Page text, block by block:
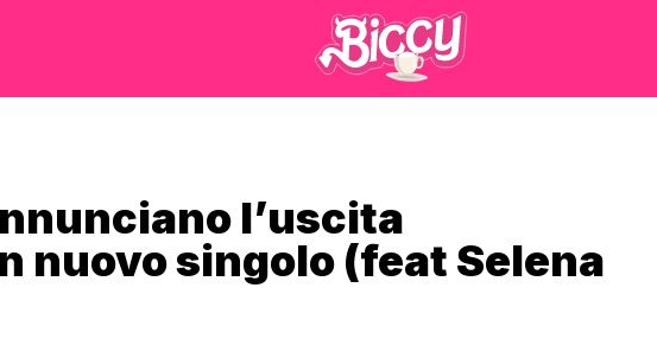
l’uscita
nuovo singolo (feat Selena